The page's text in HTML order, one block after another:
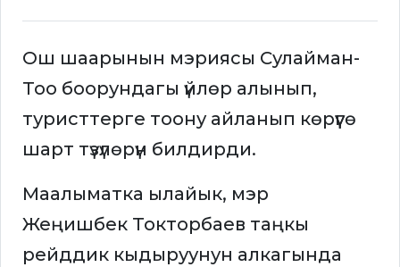
Ош шаарынын мэриясы Сулайман-
Тоо боорундагы үйлөр алынып,
туристтерге тоону айланып көрүүгө
шарт түзүлөрүн билдирди.
Маалыматка ылайык, мэр
Жеңишбек Токторбаев таңкы
рейддик кыдыруунун алкагында